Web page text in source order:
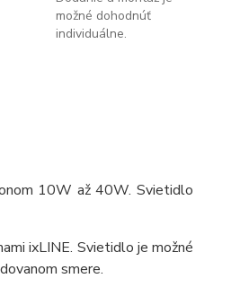
možné dohodnúť
individuálne.
10W až 40W. Svietidlo
ixLINE. Svietidlo je možné
smere.